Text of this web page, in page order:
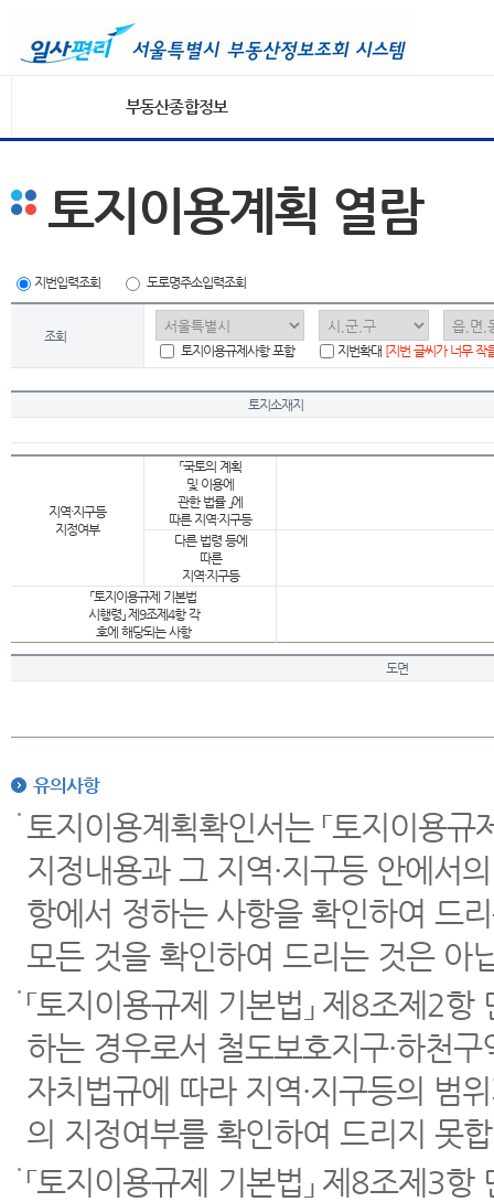
부동산종합정보
토지이용계획 열람
지번입력조회 도로명주소입력조회
조회
토지이용규제사항 포함
지번확대 [지번 글씨가 너무 작
토지소재지
지역·지구등
지정여부
「국토의 계획
및 이용에
관한 법률 」에
따른 지역·지구등
다른 법령 등에
따른
지역·지구등
「토지이용규제 기본법
시행령」 제9조제4항 각
호에 해당되는 사항
도면
유의사항
토지이용계획확인서는 「토지이용
지정내용과 그 지역·지구등 안에서
항에서 정하는 사항을 확인하여 드
모든 것을 확인하여 드리는 것은 아
「토지이용규제 기본법」 제8조제2
하는 경우로서 철도보호지구·하천
자치법규에 따라 지역·지구등의 범
의 지정여부를 확인하여 드리지 못
「토지이용규제 기본법」 제8조제3